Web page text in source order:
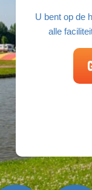
U bent op de
alle